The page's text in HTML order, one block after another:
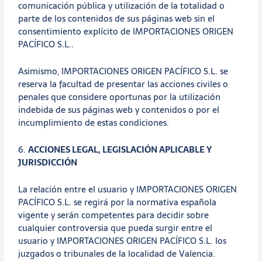
comunicación pública y utilización de la totalidad o
parte de los contenidos de sus páginas web sin el
consentimiento explícito de IMPORTACIONES ORIGEN
PACÍFICO S.L..
Asimismo, IMPORTACIONES ORIGEN PACÍFICO S.L. se
reserva la facultad de presentar las acciones civiles o
penales que considere oportunas por la utilización
indebida de sus páginas web y contenidos o por el
incumplimiento de estas condiciones.
6.ACCIONES LEGAL, LEGISLACIÓN APLICABLE Y
JURISDICCIÓN
La relación entre el usuario y IMPORTACIONES ORIGEN
PACÍFICO S.L. se regirá por la normativa española
vigente y serán competentes para decidir sobre
cualquier controversia que pueda surgir entre el
usuario y IMPORTACIONES ORIGEN PACÍFICO S.L. los
juzgados o tribunales de la localidad de Valencia.